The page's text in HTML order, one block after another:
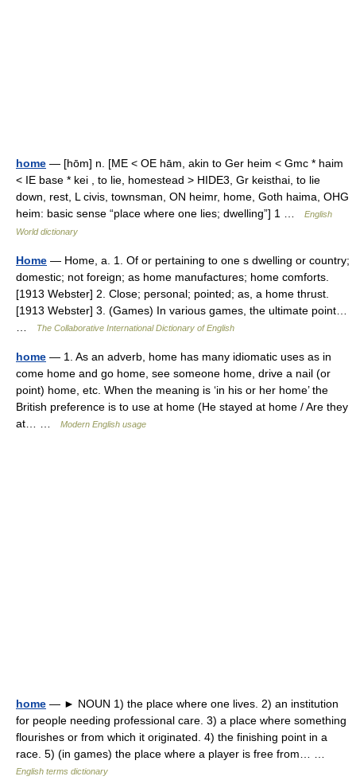
home — [hōm] n. [ME < OE hām, akin to Ger heim < Gmc * haim
< IE base * kei , to lie, homestead > HIDE3, Gr keisthai, to lie
down, rest, L civis, townsman, ON heimr, home, Goth haima, OHG
heim: basic sense “place where one lies; dwelling”] 1 …
English
World dictionary
Home — Home, a. 1. Of or pertaining to one s dwelling or country;
domestic; not foreign; as home manufactures; home comforts.
[1913 Webster] 2. Close; personal; pointed; as, a home thrust.
[1913 Webster] 3. (Games) In various games, the ultimate point…
The Collaborative International Dictionary of English
home — 1. As an adverb, home has many idiomatic uses as in
come home and go home, see someone home, drive a nail (or
point) home, etc. When the meaning is ‘in his or her home’ the
British preference is to use at home (He stayed at home / Are they
at… …
Modern English usage
home — ► NOUN 1) the place where one lives. 2) an institution
for people needing professional care. 3) a place where something
flourishes or from which it originated. 4) the finishing point in a
race. 5) (in games) the place where a player is free from… …
English terms dictionary